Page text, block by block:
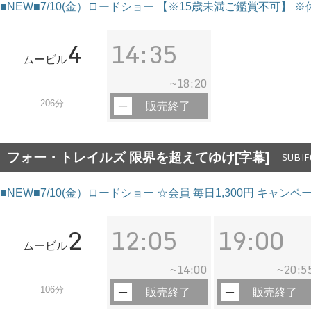
■NEW■7/10(金）ロードショー 【※15歳未満ご鑑賞不可】 ※
ムービル4
206分
14:35
~18:20
販売終了
フォー・トレイルズ 限界を超えてゆけ[字幕]
■NEW■7/10(金）ロードショー ☆会員 毎日1,300円 キャンペ
ムービル2
106分
12:05
~14:00
販売終了
19:00
~
販売終了